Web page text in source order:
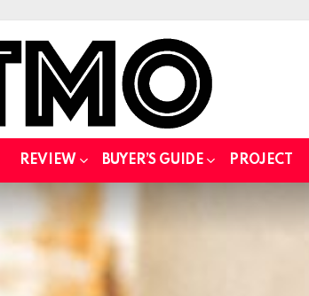
REVIEW BUYER’S GUIDE PROJECT